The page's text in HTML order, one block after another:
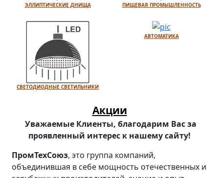
ЭЛЛИПТИЧЕСКИЕ ДНИЩА ПИЩЕВАЯ ПРОМЫШЛЕННОСТЬ
СВЕТОДИОДНЫЕ СВЕТИЛЬНИКИ
АВТОМАТИКА
Акции
Уважаемые Клиенты, благодарим Вас за
проявленный интерес к нашему сайту!
ПромТехСоюз, это группа компаний,
объединившая в себе мощность отечественных и